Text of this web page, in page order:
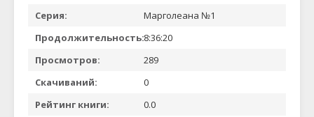
Серия:
Марголеана №1
Продолжительность:8:36:20
Просмотров:
289
Скачиваний:
0
Рейтинг книги:
0.0